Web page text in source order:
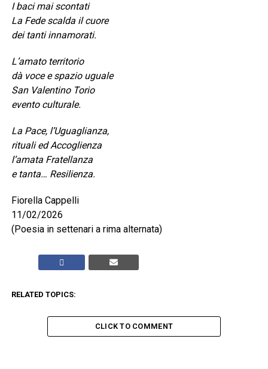
I baci mai scontati
La Fede scalda il cuore
dei tanti innamorati.
L’amato territorio
dà voce e spazio uguale
San Valentino Torio
evento culturale.
La Pace, l’Uguaglianza,
rituali ed Accoglienza
l’amata Fratellanza
e tanta… Resilienza.
Fiorella Cappelli
11/02/2026
(Poesia in settenari a rima alternata)
RELATED TOPICS:
CLICK TO COMMENT